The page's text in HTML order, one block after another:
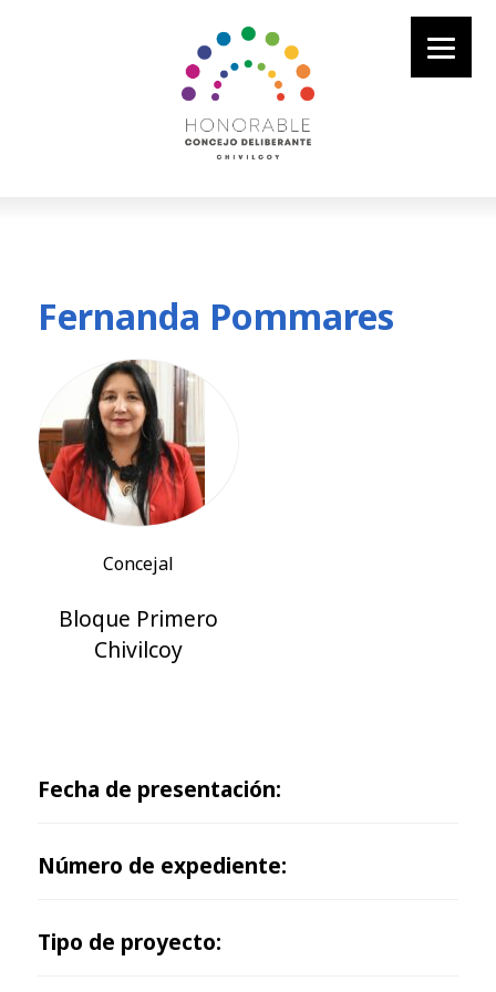
Fernanda Pommares
Concejal
Bloque Primero
Chivilcoy
Fecha de presentación:
Número de expediente:
Tipo de proyecto: